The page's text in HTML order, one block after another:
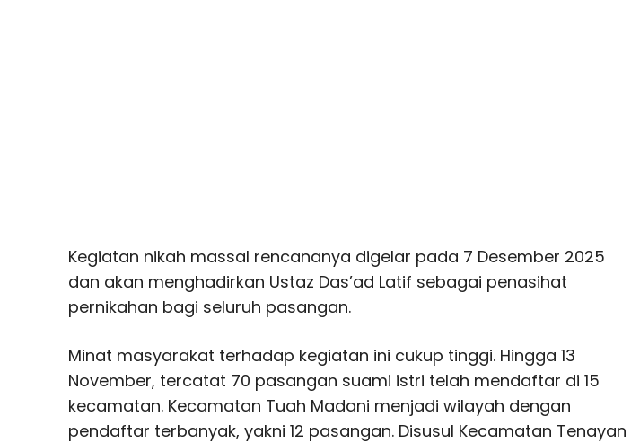
Kegiatan nikah massal rencananya digelar pada 7 Desember 2025
dan akan menghadirkan Ustaz Das’ad Latif sebagai penasihat
pernikahan bagi seluruh pasangan.
Minat masyarakat terhadap kegiatan ini cukup tinggi. Hingga 13
November, tercatat 70 pasangan suami istri telah mendaftar di 15
kecamatan. Kecamatan Tuah Madani menjadi wilayah dengan
pendaftar terbanyak, yakni 12 pasangan. Disusul Kecamatan Tenayan